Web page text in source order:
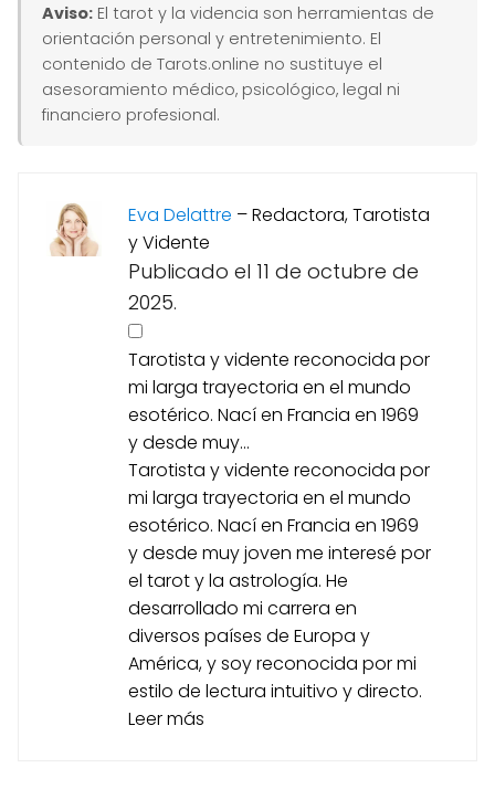
Aviso: El tarot y la videncia son herramientas de
orientación personal y entretenimiento. El
contenido de Tarots.online no sustituye el
asesoramiento médico, psicológico, legal ni
financiero profesional.
Eva Delattre –Redactora, Tarotista
y Vidente
Publicado el 11 de octubre de
2025.
Tarotista y vidente reconocida por
mi larga trayectoria en el mundo
esotérico. Nací en Francia en 1969
y desde muy...
Tarotista y vidente reconocida por
mi larga trayectoria en el mundo
esotérico. Nací en Francia en 1969
y desde muy joven me interesé por
el tarot y la astrología. He
desarrollado mi carrera en
diversos países de Europa y
América, y soy reconocida por mi
estilo de lectura intuitivo y directo.
Leer más